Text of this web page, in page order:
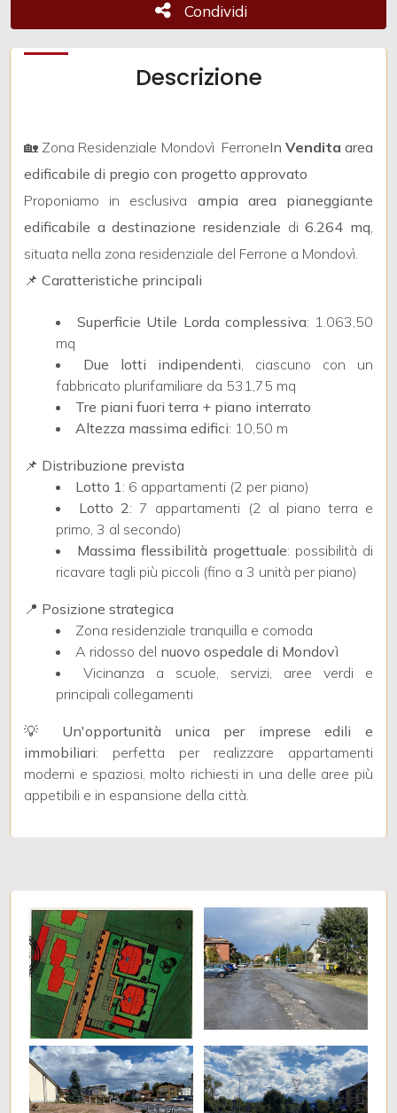
Condividi
Condividi
Descrizione
🏡 Zona Residenziale Mondovì  FerroneIn Vendita area
edificabile di pregio con progetto approvato
Proponiamo in esclusiva ampia area pianeggiante
edificabile a destinazione residenziale di6.264 mq,
situata nella zona residenziale del Ferrone a Mondovì.
📌Caratteristiche principali
Superficie Utile Lorda complessiva: 1.063,50
mq
Due lotti indipendenti, ciascuno con un
fabbricato plurifamiliare da 531,75 mq
Tre piani fuori terra + piano interrato
Altezza massima edifici: 10,50 m
📌 Distribuzione prevista
Lotto 1: 6 appartamenti (2 per piano)
Lotto 2: 7 appartamenti (2 al piano terra e
primo, 3 al secondo)
Massima flessibilità progettuale: possibilità di
ricavare tagli più piccoli (fino a 3 unità per piano)
📍 Posizione strategica
Zona residenziale tranquilla e comoda
A ridosso del nuovo ospedale di Mondovì
Vicinanza a scuole, servizi, aree verdi e
principali collegamenti
💡 Un'opportunità unica per imprese edili e
immobiliari: perfetta per realizzare appartamenti
moderni e spaziosi, molto richiesti in una delle aree più
appetibili e in espansione della città.
Locali
minimi
Qualsiasi
Bagni
minimi
Qualsiasi
3
4
5
5+